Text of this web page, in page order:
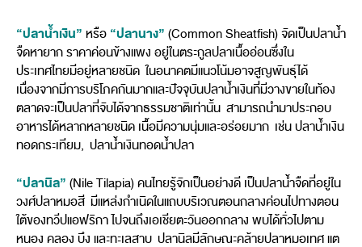
“ปลาน้ำเงิน” หรือ “ปลานาง” (Common Sheatfish) จัดเป็นปลาน้ำ
จืดหายาก ราคาค่อนข้างแพง อยู่ในตระกูลปลาเนื้ออ่อนซึ่งใน
ประเทศไทยมีอยู่หลายชนิด ในอนาคตมีแนวโน้มอาจสูญพันธุ์ได้
เนื่องจากมีการบริโภคกันมากและปัจจุบันปลาน้ำเงินที่มีวางขายในท้อง
ตลาดจะเป็นปลาที่จับได้จากธรรมชาติเท่านั้น สามารถนำมาประกอบ
อาหารได้หลากหลายชนิด เนื้อมีความนุ่มและอร่อยมาก เช่น ปลาน้ำเงิน
ทอดกระเทียม, ปลาน้ำเงินทอดน้ำปลา
“ปลานิล” (Nile Tilapia) คนไทยรู้จักเป็นอย่างดี เป็นปลาน้ำจืดที่อยู่ใน
วงศ์ปลาหมอสี มีแหล่งกำเนิดในแถบบริเวณตอนกลางค่อนไปทางตอน
ใต้ของทวีปแอฟริกา ไปจนถึงเอเชียตะวันออกกลาง พบได้ทั่วไปตาม
หนอง คลอง บึง และทะเลสาบ ปลานิลมีลักษณะคล้ายปลาหมอเทศ แต